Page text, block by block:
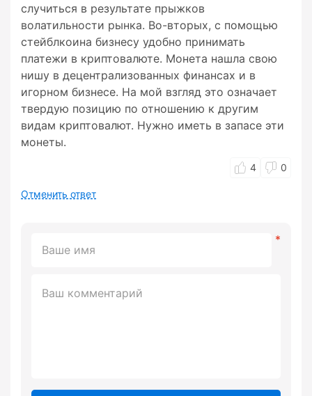
случиться в результате прыжков
волатильности рынка. Во-вторых, с помощью
стейблкоина бизнесу удобно принимать
платежи в криптовалюте. Монета нашла свою
нишу в децентрализованных финансах и в
игорном бизнесе. На мой взгляд это означает
твердую позицию по отношению к другим
видам криптовалют. Нужно иметь в запасе эти
монеты.
Отменить ответ
4 0